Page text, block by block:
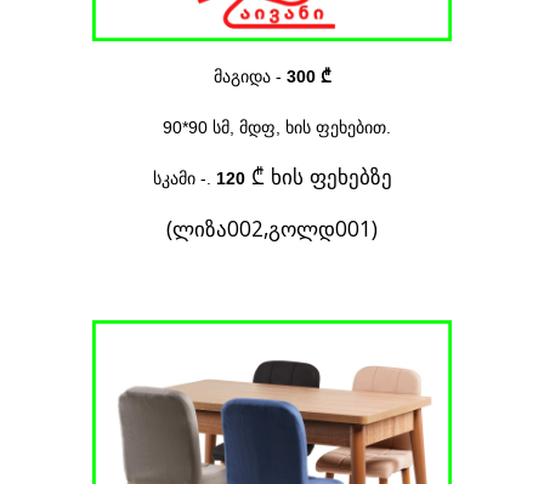
მაგიდა- 300 ₾
90*90 სმ , მდფ, ხის ფეხებით.
სკამი- 120₾ ხის ფეხებზე
(ლიზა002,გოლდ001)